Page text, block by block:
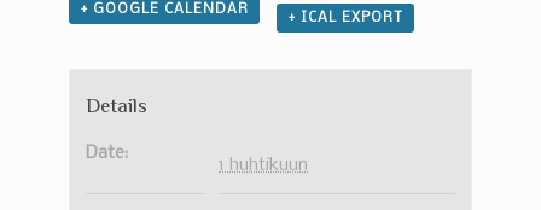
+ GOOGLE CALENDAR
+ ICAL EXPORT
Details
Date:
1 huhtikuun